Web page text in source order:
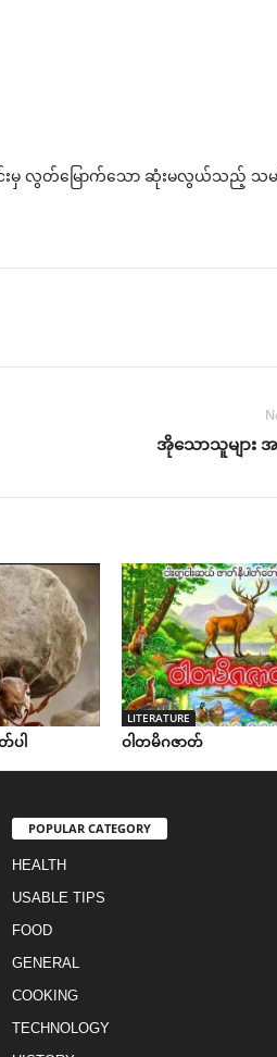
င်းမှ လွတ်မြောက်သော ဆုံးမလွယ်သည့် သ
အိုသောသူများ အခ
ပါ
LITERATURE
ဝါတမိဂဇာတ်
POPULAR CATEGORY
HEALTH
USABLE TIPS
FOOD
GENERAL
COOKING
TECHNOLOGY